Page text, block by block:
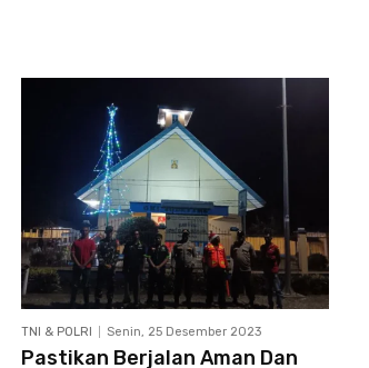
TNI & POLRI Senin, 25 Desember 2023
Pastikan Berjalan Aman Dan